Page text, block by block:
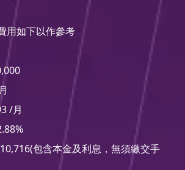
用如下以作參考
/月
包含本金及利息，無須繳交手